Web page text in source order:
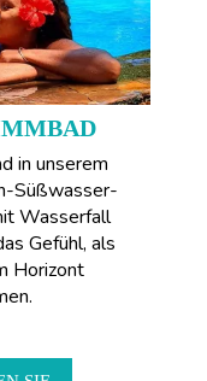
in unserem
Süßwasser-
Wasserfall
Gefühl, als
Horizont